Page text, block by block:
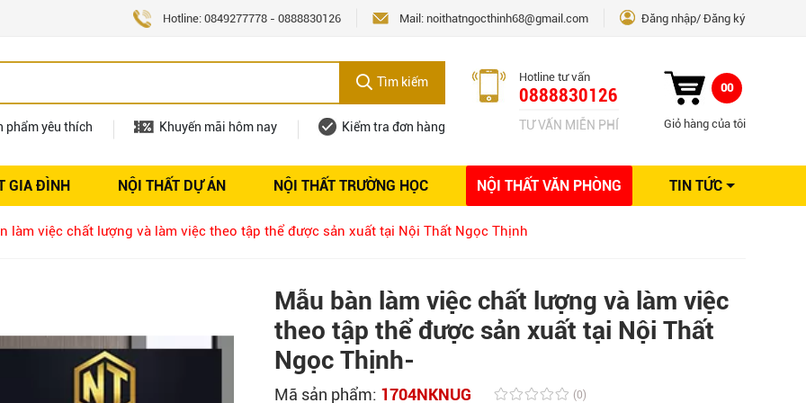
Hotline: 0849277778 - 0888830126 Mail: noithatngocthinh68@gmail.com Đăng nhập Đăng ký
Tìm kiếm
phẩm yêu thích Khuyến mãi hôm nay Kiểm tra đơn hàng
Hotline tư vấn
0888830126
TƯ VẤN MIỄN PHÍ
00
Giỏ hàng của tôi
GIA ĐÌNH NỘI THẤT DỰ ÁN NỘI THẤT TRƯỜNG HỌC NỘI THẤT VĂN PHÒNG TIN TỨC
thất Tuyển dụng
Sáng tạo
Giải pháp thiết kế
làm việc chất lượng và làm việc theo tập thể được sản xuất tại Nội Thất Ngọc Thịnh
Mẫu bàn làm việc chất lượng và làm việc
theo tập thể được sản xuất tại Nội Thất
Ngọc Thịnh-
Mã sản phẩm: 1704NKNUG (0)